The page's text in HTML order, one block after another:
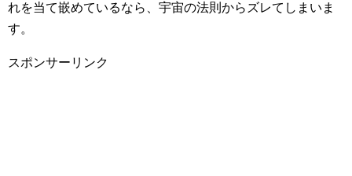
れを当て嵌めているなら、宇宙の法則からズレてしまいま
す。
スポンサーリンク